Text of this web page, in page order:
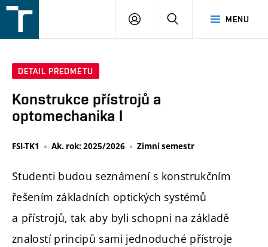
v
MENU
PŘIHLÁŠENÍ
DETAIL PŘEDMĚTU
Konstrukce přístrojů a
optomechanika I
FSI-TK1 Ak. rok: 2025/2026 Zimní semestr
Studenti budou seznámení s konstrukčním
řešením základních optických systémů
a přístrojů, tak aby byli schopni na základě
znalostí principů sami jednoduché přístroje